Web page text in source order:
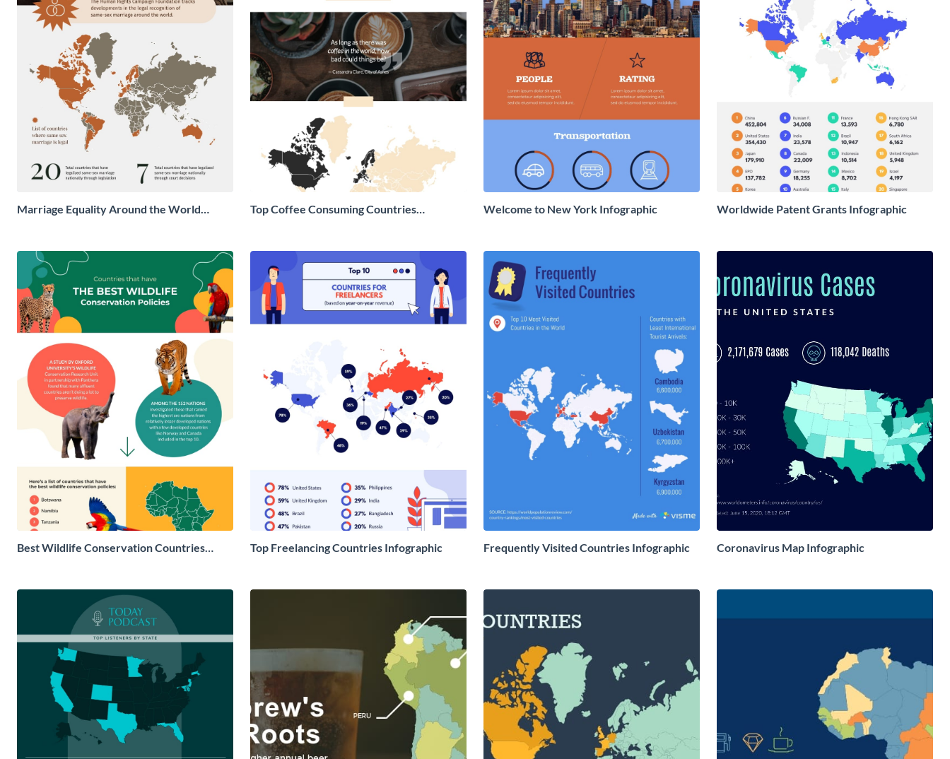
Marriage Equality Around the World
Top Coffee Consuming Countries
Welcome to New York Infographic Worldwide Patent Grants Infographic
Best Wildlife Conservation Countries
Top Freelancing Countries Infographic Frequently Visited Countries Infographic Coronavirus Map Infographic